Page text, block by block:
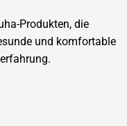
Produkten, die
und komfortable